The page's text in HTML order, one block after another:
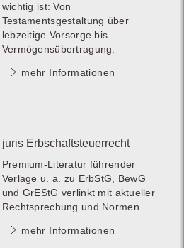
wichtig ist: Von
Testamentsgestaltung über
lebzeitige Vorsorge bis
Vermögensübertragung.
mehr Informationen
juris Erbschaftsteuerrecht
Premium-Literatur führender
Verlage u. a. zu ErbStG, BewG
und GrEStG verlinkt mit aktueller
Rechtsprechung und Normen.
mehr Informationen